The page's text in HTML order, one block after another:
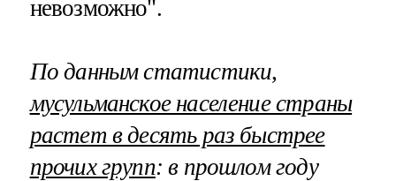
невозможно".
По данным статистики,
мусульманское население страны
растет в десять раз быстрее
прочих групп: в прошлом году